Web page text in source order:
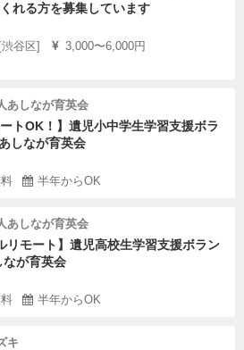
れる方を募集しています
谷区]
3,000〜6,000円
あしなが育英会
ートOK！】遺児小中学生学習支援ボラ
しなが育英会
半年からOK
あしなが育英会
リモート】遺児高校生学習支援ボラン
なが育英会
半年からOK
キ